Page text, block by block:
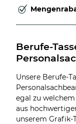
Berufe-
Unsere Berufe-
egal zu
aus
unserem Grafik-